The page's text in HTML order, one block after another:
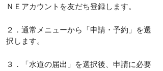
ＮＥアカウントを友だち登録します。
２．通常メニューから「申請・予約」を選
択します。
３．「水道の届出」を選択後、申請に必要